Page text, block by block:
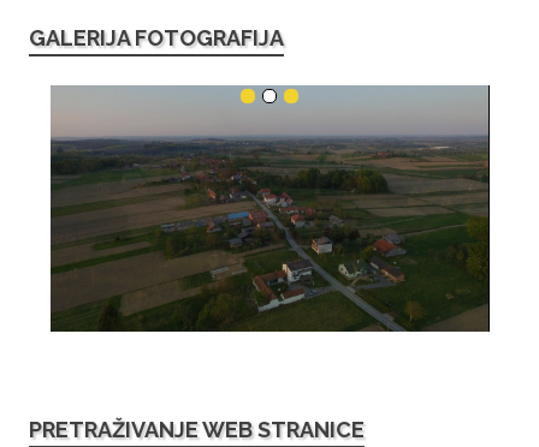
GALERIJA FOTOGRAFIJA
PRETRAŽIVANJE WEB STRANICE